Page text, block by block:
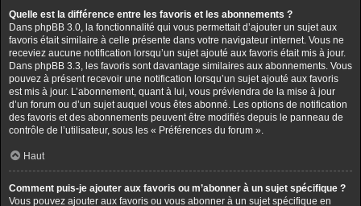
Quelle est la différence entre les favoris et les abonnements ?
Dans phpBB 3.0, la fonctionnalité qui vous permettait d’ajouter un sujet aux
favoris était similaire à celle présente dans votre navigateur internet. Vous ne
receviez aucune notification lorsqu’un sujet ajouté aux favoris était mis à jour.
Dans phpBB 3.3, les favoris sont davantage similaires aux abonnements. Vous
pouvez à présent recevoir une notification lorsqu’un sujet ajouté aux favoris
est mis à jour. L’abonnement, quant à lui, vous préviendra de la mise à jour
d’un forum ou d’un sujet auquel vous êtes abonné. Les options de notification
des favoris et des abonnements peuvent être modifiés depuis le panneau de
contrôle de l’utilisateur, sous les « Préférences du forum ».
Haut
Comment puis-je ajouter aux favoris ou m’abonner à un sujet spécifique ?
Vous pouvez ajouter aux favoris ou vous abonner à un sujet spécifique en